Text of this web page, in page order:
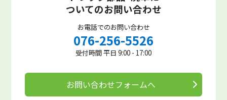
ついてのお問い合わせ
お電話でのお問い合わせ
076-256-5526
受付時間 平日 9:00 - 17:00
お問い合わせフォームへ